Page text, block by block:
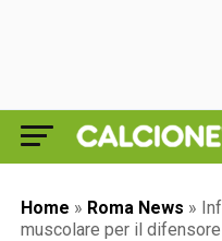
Home » Roma News »
muscolare per il difensore